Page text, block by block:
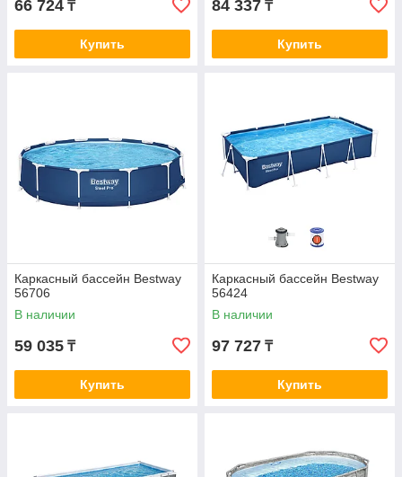
66 724 ₸
Купить
84 337 ₸
Купить
Каркасный бассейн Bestway
56706
В наличии
59 035 ₸
Купить
Каркасный бассейн Bestway
56424
В наличии
97 727 ₸
Купить